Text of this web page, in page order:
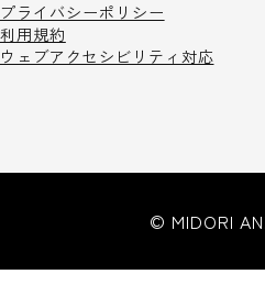
プライバシーポリシー
利用規約
ウェブアクセシビリティ対応
© MIDORI